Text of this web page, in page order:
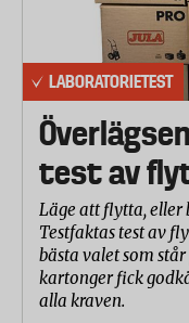
LABORATORIETEST
test av
Läge att flytta, eller
Testfaktas test av
bästa valet som
kartonger fick
alla kraven.